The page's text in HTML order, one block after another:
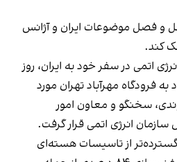
فصل موضوعات ایران و آژانس
کند.
اتمی در سفر خود به ایران، روز
به فرودگاه مهرآباد تهران مورد
سخنگو و معاون امور
انرژی اتمی قرار گرفت.
از تاسیسات هسته‌ای